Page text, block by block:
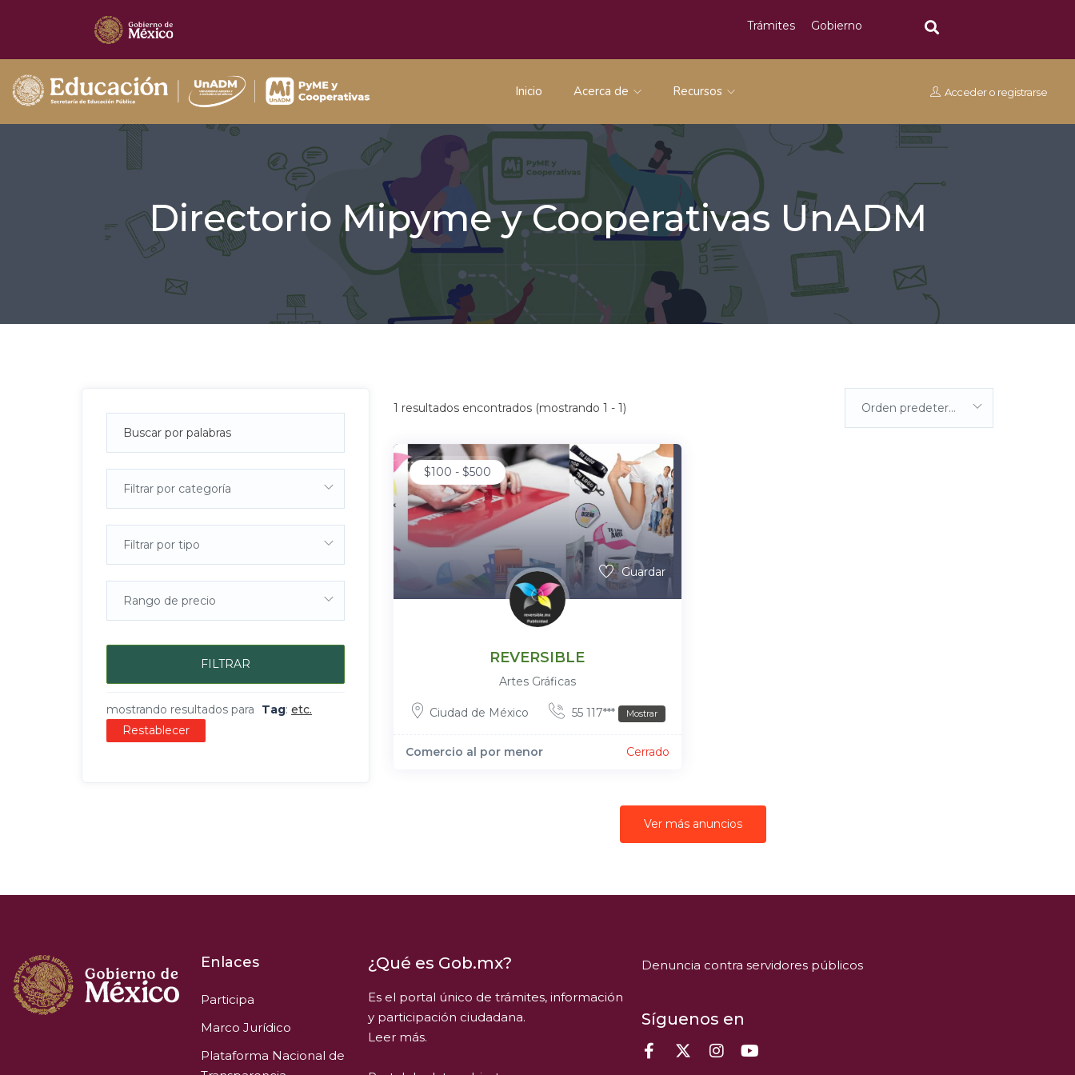
Trámites Gobierno
Inicio Acerca de Recursos Acceder o registrarse
Directorio Mipyme y Cooperativas UnADM
Filtrar por categoría
Filtrar por tipo
Rango de precio
FILTRAR
mostrando resultados para Tag: etc.
Restablecer
1 resultados encontrados (mostrando 1 - 1) Orden predeterminada
$100 - $500
Guardar
REVERSIBLE
Artes Gráficas
Ciudad de México 55 117*** Mostrar
Comercio al por menor Cerrado
Ver más anuncios
Enlaces
Participa
Marco Jurídico
Plataforma Nacional de
¿Qué es Gob.mx?
Es el portal único de trámites, información
y participación ciudadana.
Leer más.
Denuncia contra servidores públicos
Síguenos en